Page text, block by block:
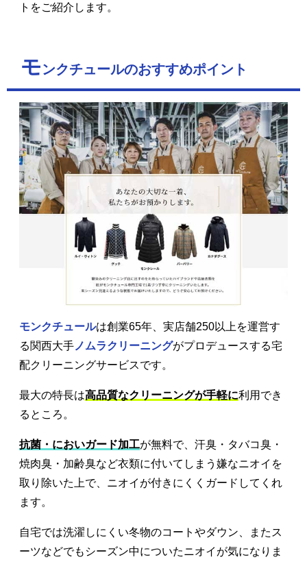
トをご紹介します。
モンクチュールのおすすめポイント
モンクチュールは創業65年、実店舗250以上を運営す
る関西大手 ノムラクリーニングがプロデュースする宅
配クリーニングサービスです。
最大の特長は高品質なクリーニングが手軽に利用でき
るところ。
抗菌・においガード加工が無料で、汗臭・タバコ臭・
焼肉臭・加齢臭など衣類に付いてしまう嫌なニオイを
取り除いた上で、ニオイが付きにくくガードしてくれ
ます。
自宅では洗濯しにくい冬物のコートやダウン、またス
ーツなどでもシーズン中についたニオイが気になりま